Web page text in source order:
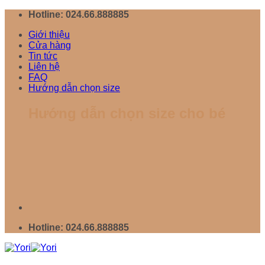
Chuyển
dung
Hotline: 024.66.888885
Giới thiệu
Cửa hàng
Tin tức
Liên hệ
FAQ
Hướng dẫn chọn size
Hotline: 024.66.888885